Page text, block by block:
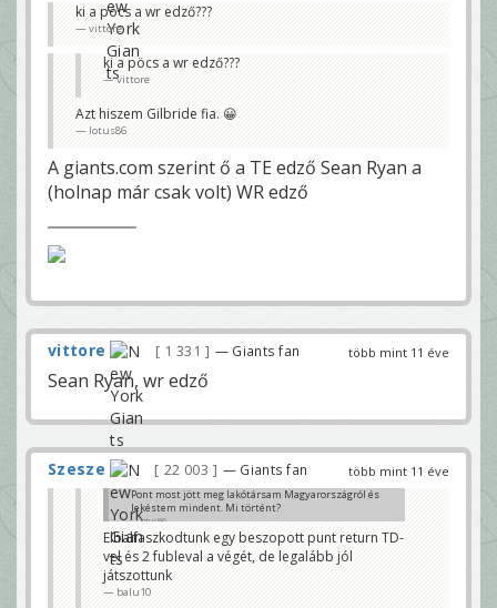
ki a pöcs a wr edző???
vittore
ki a pöcs a wr edző???
vittore
Azt hiszem Gilbride fia. 😀
lotus86
A giants.com szerint ő a TE edző Sean Ryan a
(holnap már csak volt) WR edző
több mint 11 éve
vittore 1 331 — Giants fan
Sean Ryan, wr edző
több mint 11 éve
Szesze 22 003 — Giants fan
Pont most jött meg lakótársam Magyarországról és
lekéstem mindent. Mi történt?
lotus86
Elbalfaszkodtunk egy beszopott punt return TD-
vel és 2 fubleval a végét, de legalább jól
játszottunk
balu10